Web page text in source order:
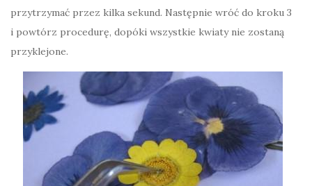
przytrzymać przez kilka sekund. Następnie wróć do kroku 3
i powtórz procedurę, dopóki wszystkie kwiaty nie zostaną
przyklejone.